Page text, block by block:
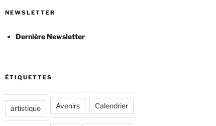
NEWSLETTER
Dernière Newsletter
ÉTIQUETTES
artistique Avenirs Calendrier